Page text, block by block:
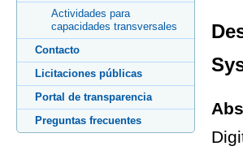
Actividades para
capacidades transversales
Contacto
Licitaciones públicas
Portal de transparencia
Preguntas frecuentes